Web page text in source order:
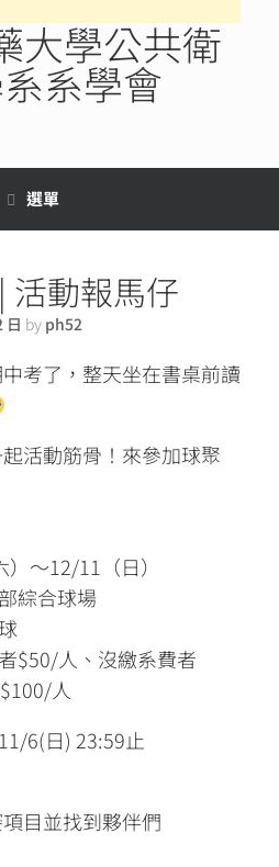
大學公共衛
系學會
選單
活動報馬仔
日 by ph52
考了，整天坐在書桌前讀
活動筋骨！來參加球聚
～12/11（日）
綜合球場
$50/人、沒繳系費者
人
6(日) 23:59止
目並找到夥伴們